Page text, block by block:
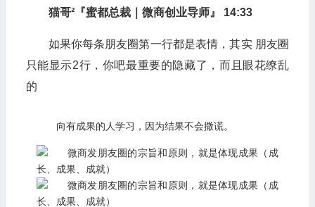
猫哥²『蜜都总裁｜微商创业导师』 14:33
如果你每条朋友圈第一行都是表情，其实 朋友圈
只能显示2行，你吧最重要的隐藏了，而且眼花缭乱
的
向有成果的人学习，因为结果不会撒谎。